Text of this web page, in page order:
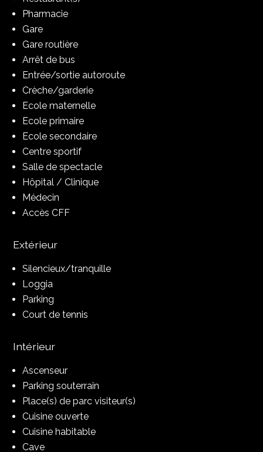
Pharmacie
Gare
Gare routière
Arrêt de bus
Entrée/sortie autoroute
Crèche/garderie
Ecole maternelle
Ecole primaire
Ecole secondaire
Centre sportif
Salle de spectacle
Hôpital / Clinique
Médecin
Accès CFF
Extérieur
Silencieux/tranquille
Loggia
Parking
Court de tennis
Intérieur
Ascenseur
Parking souterrain
Place(s) de parc visiteur(s)
Cuisine ouverte
Cuisine habitable
Cave